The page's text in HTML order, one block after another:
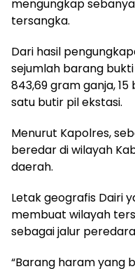
mengungkap
tersangka.
Dari hasil
sejumlah barang
843,69 gram ganja,
satu butir pil ekstasi.
Menurut Kapolres,
beredar di wilayah
daerah.
Letak geografis Dairi
membuat wilayah
sebagai jalur
“Barang haram yang